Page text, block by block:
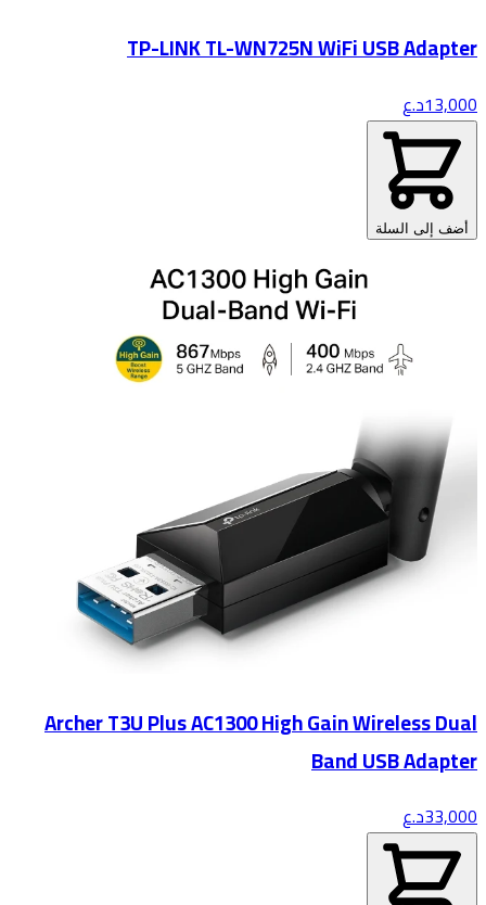
TP-LINK TL-WN725N WiFi USB Adapter
13,000د.ع
أضف إلى السلة
Archer T3U Plus AC1300 High Gain Wireless Dual
Band USB Adapter
33,000د.ع